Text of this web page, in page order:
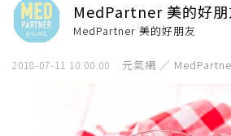
MedPartner 美的好朋
MedPartner 美的好朋友
2018-07-11 10:00:00 元氣網 ／